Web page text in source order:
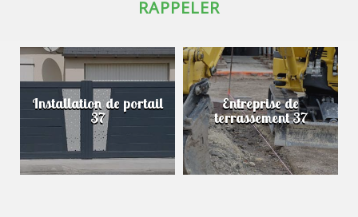
Installation de portail
37
Entreprise de
terrassement 37